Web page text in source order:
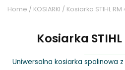
Home / KOSIARKI / Kosiarka STIHL RM
Kosiarka
Uniwersalna kosiarka spalinowa